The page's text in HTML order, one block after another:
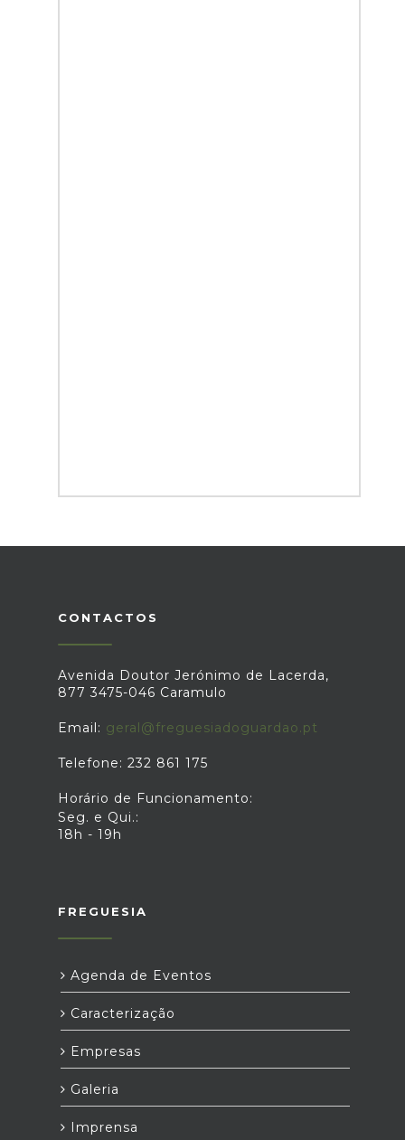
CONTACTOS
Avenida Doutor Jerónimo de Lacerda,
877 3475-046 Caramulo
Email: geral@freguesiadoguardao.pt
Telefone: 232 861 175
Horário de Funcionamento:
Seg. e Qui.:
18h - 19h
FREGUESIA
Agenda de Eventos
Caracterização
Empresas
Galeria
Imprensa